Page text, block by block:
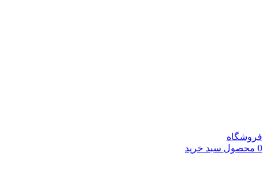
فروشگاه
0 محصول سبد خرید